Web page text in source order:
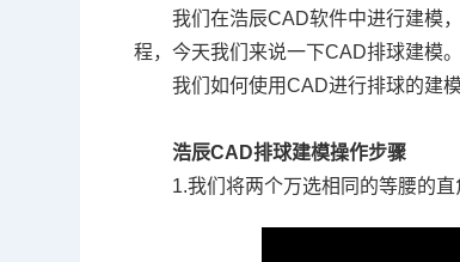
我们在浩辰CAD软件中进行建模
程，今天我们来说一下CAD排球建模。
我们如何使用CAD进行排球的建
浩辰CAD排球建模操作步骤
1.我们将两个万选相同的等腰的